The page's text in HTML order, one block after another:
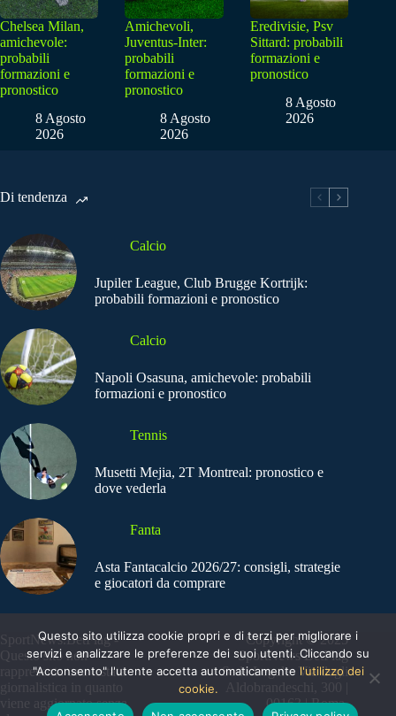
Chelsea Milan,
amichevole:
probabili
formazioni e
pronostico
8 Agosto
2026
Amichevoli,
Juventus-Inter:
probabili
formazioni e
pronostico
8 Agosto
2026
Eredivisie, Psv
Sittard: probabili
formazioni e
pronostico
8 Agosto
2026
Di tendenza
Calcio
Jupiler League, Club Brugge Kortrijk:
probabili formazioni e pronostico
Calcio
Napoli Osasuna, amichevole: probabili
formazioni e pronostico
Tennis
Musetti Mejia, 2T Montreal: pronostico e
dove vederla
Fanta
Asta Fantacalcio 2026/27: consigli, strategie
e giocatori da comprare
SportNews.BetFlag -
Questo sito non
rappresenta una testata
giornalistica in quanto
viene aggiornato senza
Copyright © 2025
SportNews BetFlag
Sede Legale: Via degli
Aldobrandeschi, 300 |
00163 | Roma
Questo sito utilizza cookie propri e di terzi per migliorare i
servizi e analizzare le preferenze dei suoi utenti. Cliccando su
"Acconsento" l'utente accetta automaticamente l'utilizzo dei
cookie.